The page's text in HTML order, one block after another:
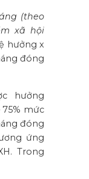
(theo
xã hội
hưởng x
đóng
hưởng
75% mức
đóng
ứng
Trong